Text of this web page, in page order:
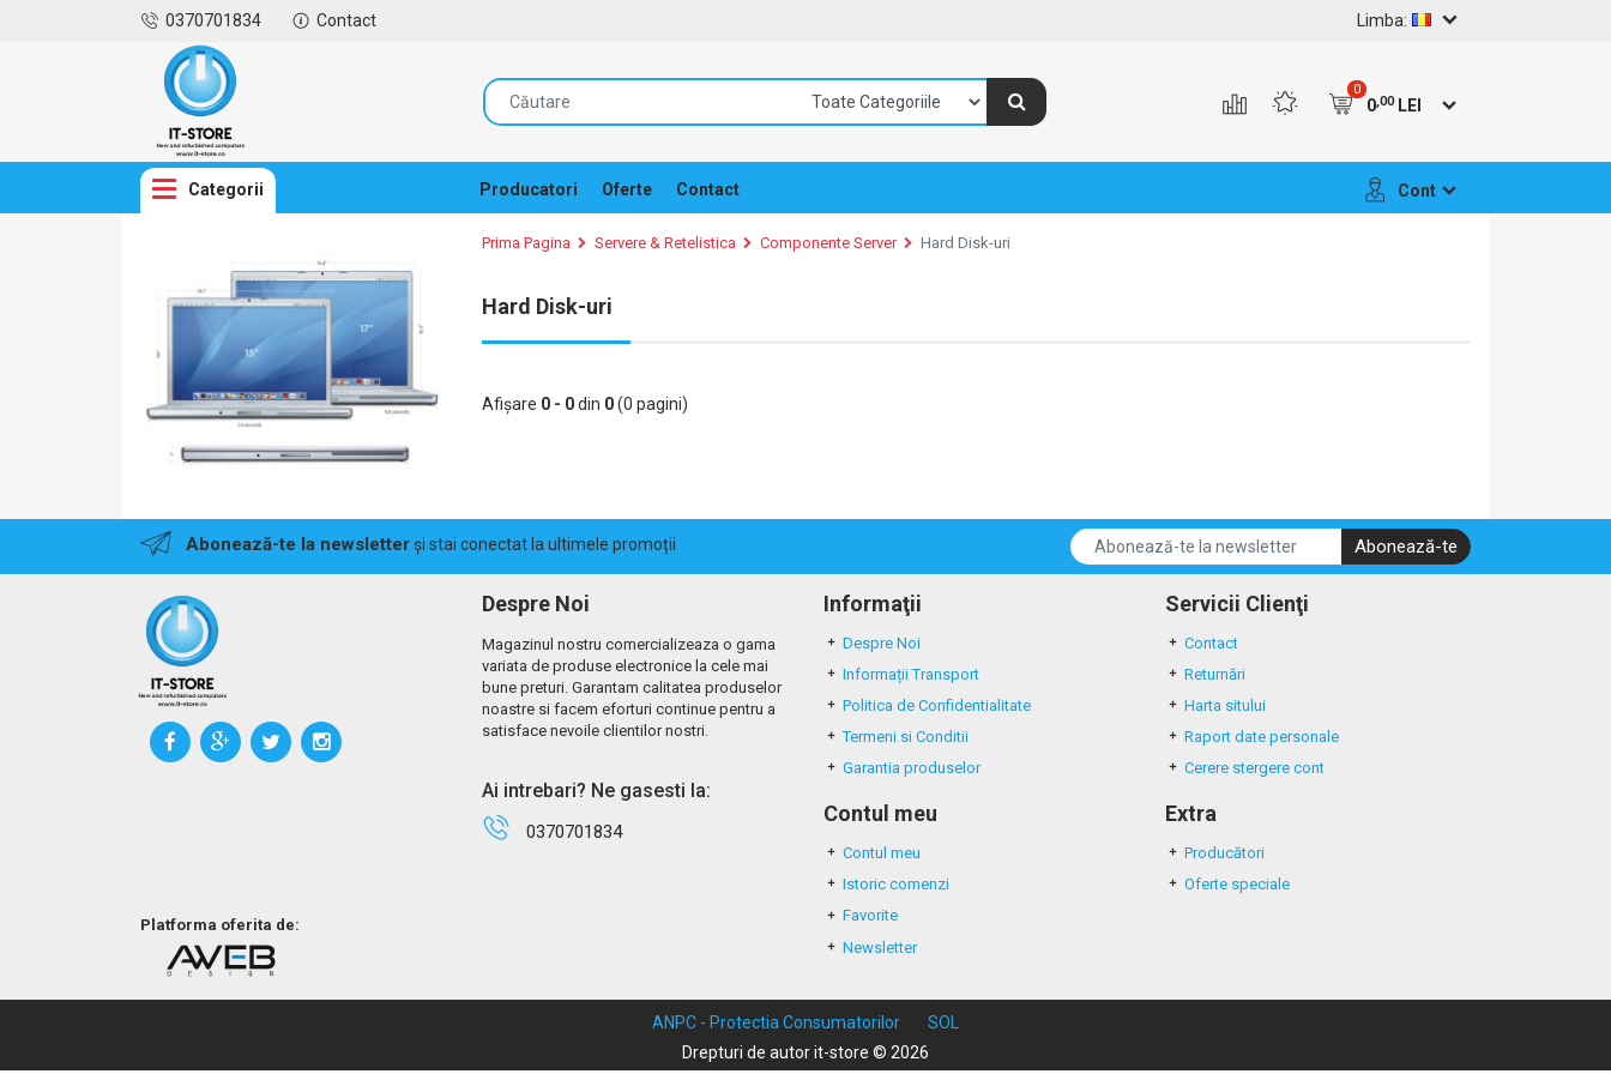
0370701834 Contact Limba:
0
0,00LEI
Categorii Producatori Oferte Contact Cont
Prima Pagina Servere & Retelistica Componente Server Hard Disk-uri
Hard Disk-uri
Afişare 0 - 0din 0(0 pagini)
Abonează-te la newsletterși stai conectat la ultimele promoții Abonează-te
Platforma oferita de:
Despre Noi
Magazinul nostru comercializeaza o gama
variata de produse electronice la cele mai
bune preturi. Garantam calitatea produselor
noastre si facem eforturi continue pentru a
satisface nevoile clientilor nostri.
Ai intrebari? Ne gasesti la:
0370701834
Informaţii
Despre Noi
Informații Transport
Politica de Confidentialitate
Termeni si Conditii
Garantia produselor
Servicii Clienţi
Contact
Returnări
Harta sitului
Raport date personale
Cerere stergere cont
Contul meu
Contul meu
Istoric comenzi
Favorite
Newsletter
Extra
Producători
Oferte speciale
ANPC - Protectia Consumatorilor
SOL
Drepturi de autor it-store © 2026